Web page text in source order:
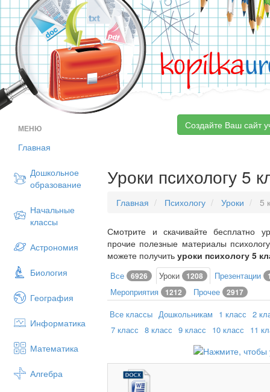
kopilka
МЕНЮ
Главная
Дошкольное
образование
Начальные
классы
Астрономия
Биология
География
Информатика
Математика
Алгебра
Создайте Ваш сайт
Уроки психологу 5
Главная Психологу Уроки 5
Смотрите и скачивайте бесплатно
прочие полезные материалы
можете получитьуроки психологу 5
Все 6926 Уроки 1208 Презентации
Мероприятия 1212 Прочее 2917
Все классы Дошкольникам 1 класс 2
7 класс 8 класс 9 класс 10 класс 11